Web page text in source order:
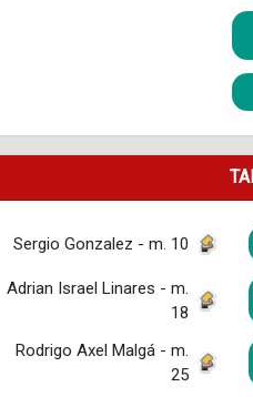
Sergio Gonzalez - m. 10
Adrian Israel Linares - m.
18
Rodrigo Axel Malgá - m.
25